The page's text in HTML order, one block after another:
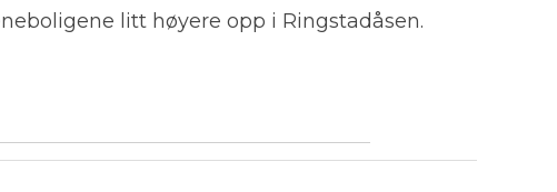
litt høyere opp i Ringstadåsen.